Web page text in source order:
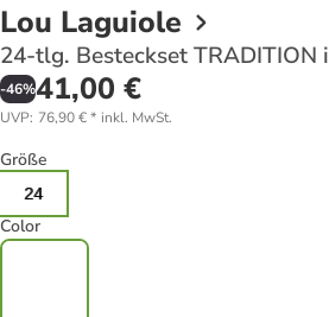
Lou Laguiole
24-tlg. Besteckset TRADITION
-46%41,00 €
UVP: 76,90 €* inkl. MwSt.
Größe
24
Color